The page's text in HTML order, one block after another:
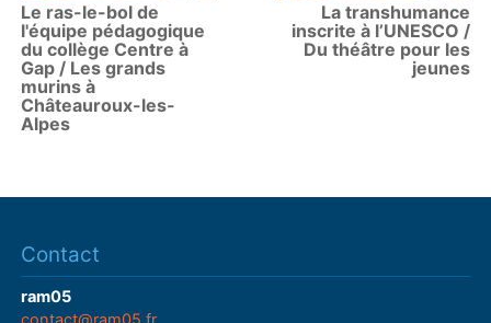
Le ras-le-bol de
l'équipe pédagogique
du collège Centre à
Gap / Les grands
murins à
Châteauroux-les-
Alpes
La transhumance
inscrite à l’UNESCO /
Du théâtre pour les
jeunes
Contact
ram05